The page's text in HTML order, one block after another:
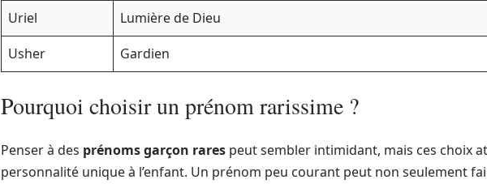
Uriel
Lumière de Dieu
Usher
Gardien
Pourquoi choisir un prénom rarissime ?
Penser à des prénoms garçon rares peut sembler intimidant, mais ces choix
personnalité unique à l’enfant. Un prénom peu courant peut non seulement